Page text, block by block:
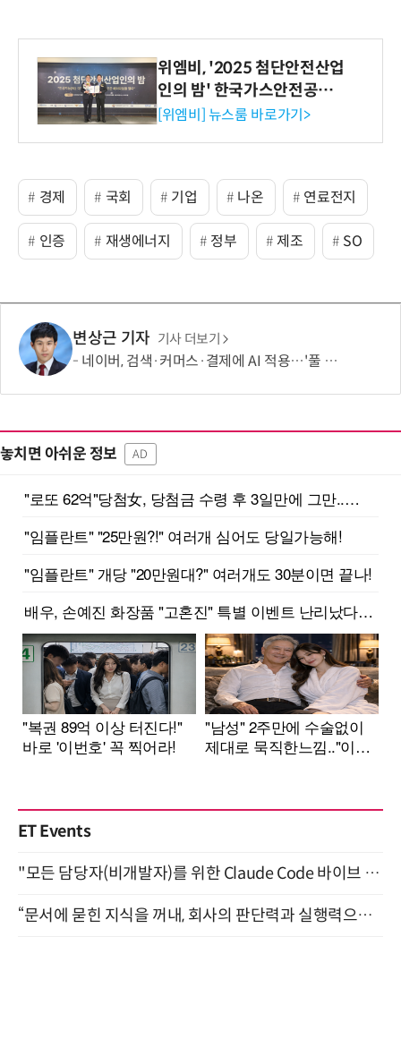
위엠비, '2025 첨단안전산업
인의 밤' 한국가스안전공사
사장상 수상
[위엠비] 뉴스룸 바로가기>
경제 국회 기업 나온 연료전지
인증 재생에너지 정부 제조 SO
변상근 기자 기사 더보기
네이버, 검색·커머스·결제에 AI 적용…'풀 퍼널' 수익화 강화
놓치면 아쉬운 정보 AD
ET Events
"모든 담당자(비개발자)를 위한 Claude Code 바이브 코딩 2-day 부트캠프" 9월 16~17일 개최
“문서에 묻힌 지식을 꺼내, 회사의 판단력과 실행력으로 바꾸다” (8/20)